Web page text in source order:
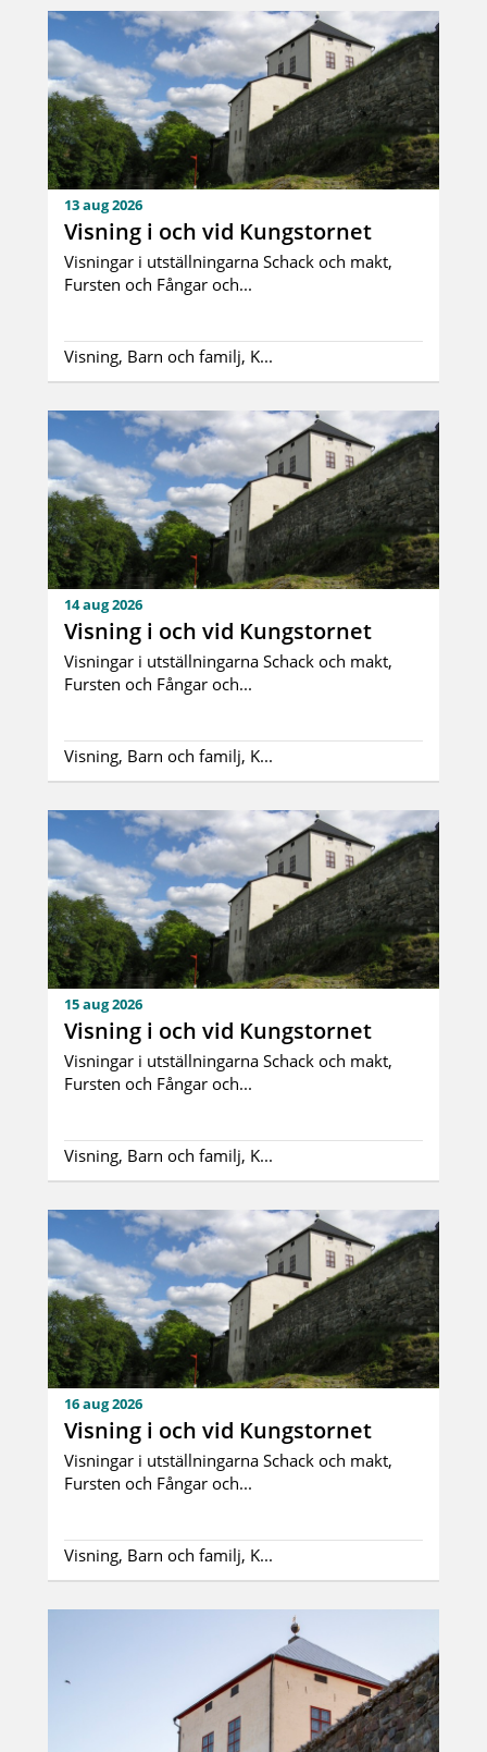
13 aug 2026
Visning i och vid Kungstornet
Visningar i utställningarna Schack och makt,
Fursten och Fångar och...
Visning, Barn och familj, K...
14 aug 2026
Visning i och vid Kungstornet
Visningar i utställningarna Schack och makt,
Fursten och Fångar och...
Visning, Barn och familj, K...
15 aug 2026
Visning i och vid Kungstornet
Visningar i utställningarna Schack och makt,
Fursten och Fångar och...
Visning, Barn och familj, K...
16 aug 2026
Visning i och vid Kungstornet
Visningar i utställningarna Schack och makt,
Fursten och Fångar och...
Visning, Barn och familj, K...